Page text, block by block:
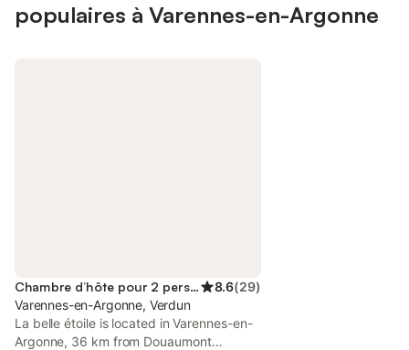
populaires à Varennes-en-Argonne
Chambre d’hôte pour 2 personnes 8.6(29)
Varennes-en-Argonne, Verdun
La belle étoile is located in Varennes-en-
Argonne, 36 km from Douaumont